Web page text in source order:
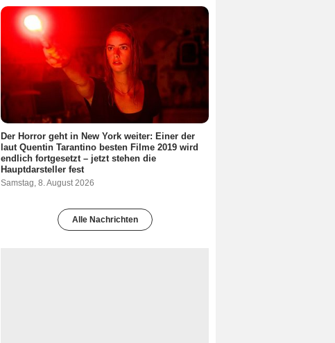
Der Horror geht in New York weiter: Einer der
laut Quentin Tarantino besten Filme 2019 wird
endlich fortgesetzt – jetzt stehen die
Hauptdarsteller fest
Samstag, 8. August 2026
Alle Nachrichten